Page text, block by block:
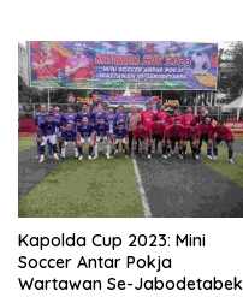
Kapolda Cup 2023: Mini
Soccer Antar Pokja
Wartawan Se-Jabodetabek